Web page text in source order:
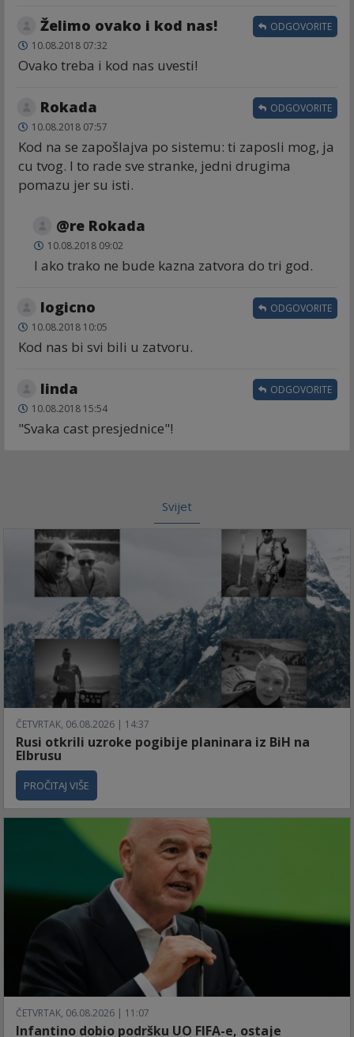
Želimo ovako i kod nas!
10.08.2018 07:32
Ovako treba i kod nas uvesti!
ODGOVORITE
Rokada
10.08.2018 07:57
Kod na se zapošlajva po sistemu: ti zaposli mog, ja
cu tvog. I to rade sve stranke, jedni drugima
pomazu jer su isti.
ODGOVORITE
@re Rokada
10.08.2018 09:02
I ako trako ne bude kazna zatvora do tri god.
logicno
10.08.2018 10:05
Kod nas bi svi bili u zatvoru.
ODGOVORITE
linda
10.08.2018 15:54
"Svaka cast presjednice"!
ODGOVORITE
Svijet
ČETVRTAK, 06.08.2026 | 14:37
Rusi otkrili uzroke pogibije planinara iz BiH na
Elbrusu
PROČITAJ VIŠE
ČETVRTAK, 06.08.2026 | 11:07
Infantino dobio podršku UO FIFA-e, ostaje